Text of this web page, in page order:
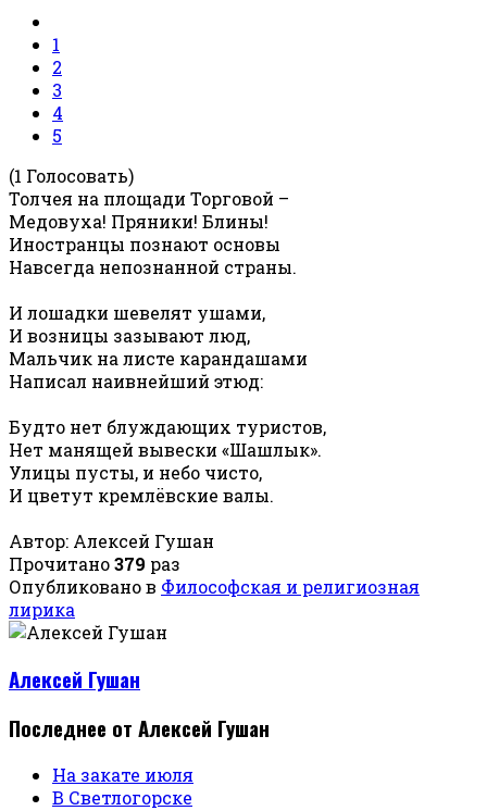
1
2
3
4
5
(1 Голосовать)
Толчея на площади Торговой –
Медовуха! Пряники! Блины!
Иностранцы познают основы
Навсегда непознанной страны.
И лошадки шевелят ушами,
И возницы зазывают люд,
Мальчик на листе карандашами
Написал наивнейший этюд:
Будто нет блуждающих туристов,
Нет манящей вывески «Шашлык».
Улицы пусты, и небо чисто,
И цветут кремлёвские валы.
Автор: Алексей Гушан
Прочитано379 раз
Опубликовано в Философская и религиозная
лирика
Алексей Гушан
Последнее от Алексей Гушан
На закате июля
В Светлогорске